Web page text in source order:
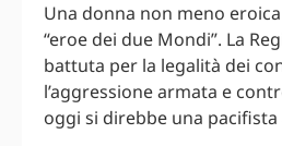
Una donna non meno
“eroe dei due Mondi”. La
battuta per la legalità dei
l’aggressione armata e
oggi si direbbe una